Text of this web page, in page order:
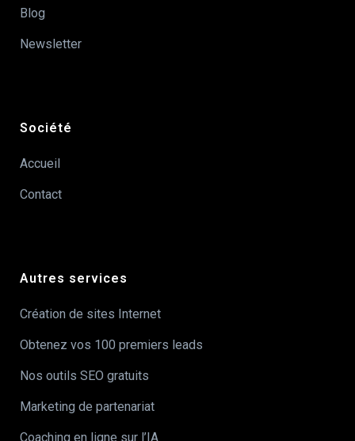
Blog
Newsletter
Société
Accueil
Contact
Autres services
Création de sites Internet
Obtenez vos 100 premiers leads
Nos outils SEO gratuits
Marketing de partenariat
Coaching en ligne sur l’IA